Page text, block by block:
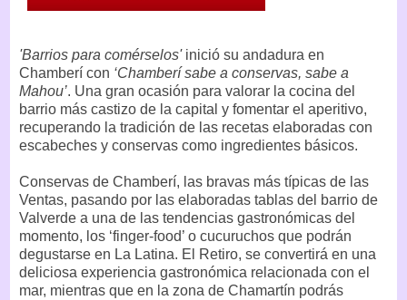
'Barrios para comérselos'inició su andadura en
Chamberí con ‘Chamberí sabe a conservas, sabe a
Mahou’. Una gran ocasión para valorar la cocina del
barrio más castizo de la capital y fomentar el aperitivo,
recuperando la tradición de las recetas elaboradas con
escabeches y conservas como ingredientes básicos.
Conservas de Chamberí, las bravas más típicas de las
Ventas, pasando por las elaboradas tablas del barrio de
Valverde a una de las tendencias gastronómicas del
momento, los ‘finger-food’ o cucuruchos que podrán
degustarse en La Latina. El Retiro, se convertirá en una
deliciosa experiencia gastronómica relacionada con el
mar, mientras que en la zona de Chamartín podrás